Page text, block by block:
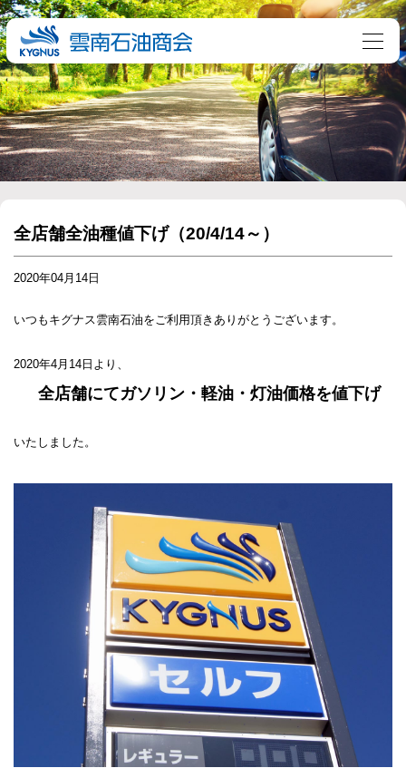
全店舗全油種値下げ（20/4/14～）
2020年04月14日
いつもキグナス雲南石油をご利用頂きありがとうございます。
2020年4月14日より、
全店舗にてガソリン・軽油・灯油価格を値下げ
いたしました。